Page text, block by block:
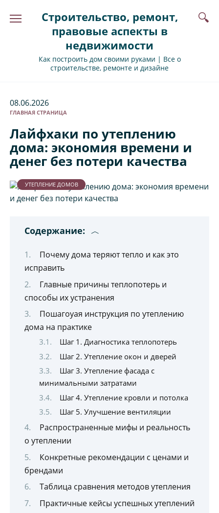
Строительство, ремонт,
правовые аспекты в
недвижимости
Как построить дом своими руками | Все о
строительстве, ремонте и дизайне
08.06.2026
ГЛАВНАЯ СТРАНИЦА
Лайфхаки по утеплению
дома: экономия времени и
денег без потери качества
УТЕПЛЕНИЕ ДОМОВ
Содержание:
Почему дома теряют тепло и как это
исправить
Главные причины теплопотерь и
способы их устранения
Пошагоуая инструкция по утеплению
дома на практике
Шаг 1. Диагностика теплопотерь
Шаг 2. Утепление окон и дверей
Шаг 3. Утепление фасада с
минимальными затратами
Шаг 4. Утепление кровли и потолка
Шаг 5. Улучшение вентиляции
Распространенные мифы и реальность
о утеплении
Конкретные рекомендации с ценами и
брендами
Таблица сравнения методов утепления
Практичные кейсы успешных утеплений